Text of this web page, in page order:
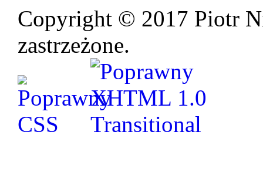
Copyright © 2017 Piotr
zastrzeżone.